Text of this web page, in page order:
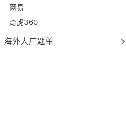
网易
奇虎360
海外大厂题单